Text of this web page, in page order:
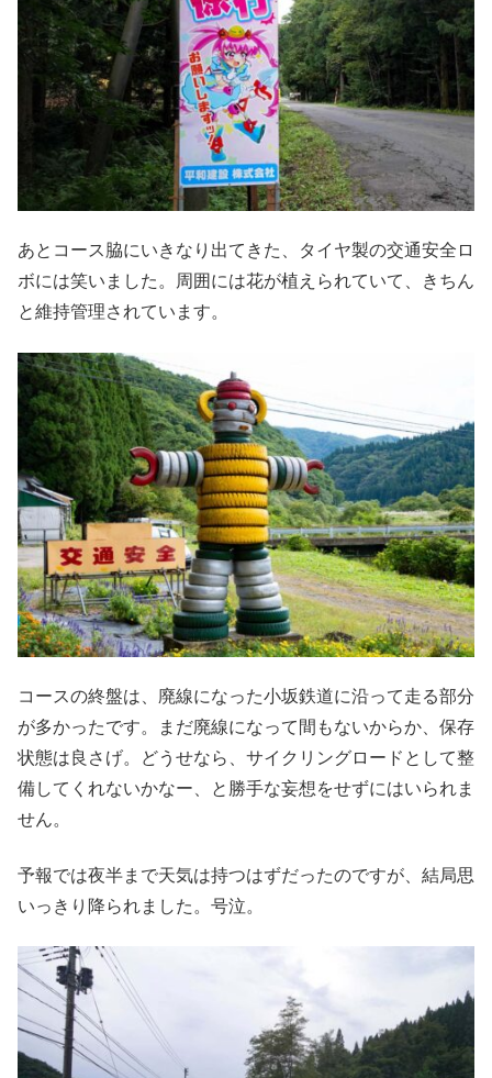
あとコース脇にいきなり出てきた、タイヤ製の交通安全ロ
ボには笑いました。周囲には花が植えられていて、きちん
と維持管理されています。
コースの終盤は、廃線になった小坂鉄道に沿って走る部分
が多かったです。まだ廃線になって間もないからか、保存
状態は良さげ。どうせなら、サイクリングロードとして整
備してくれないかなー、と勝手な妄想をせずにはいられま
せん。
予報では夜半まで天気は持つはずだったのですが、結局思
いっきり降られました。号泣。